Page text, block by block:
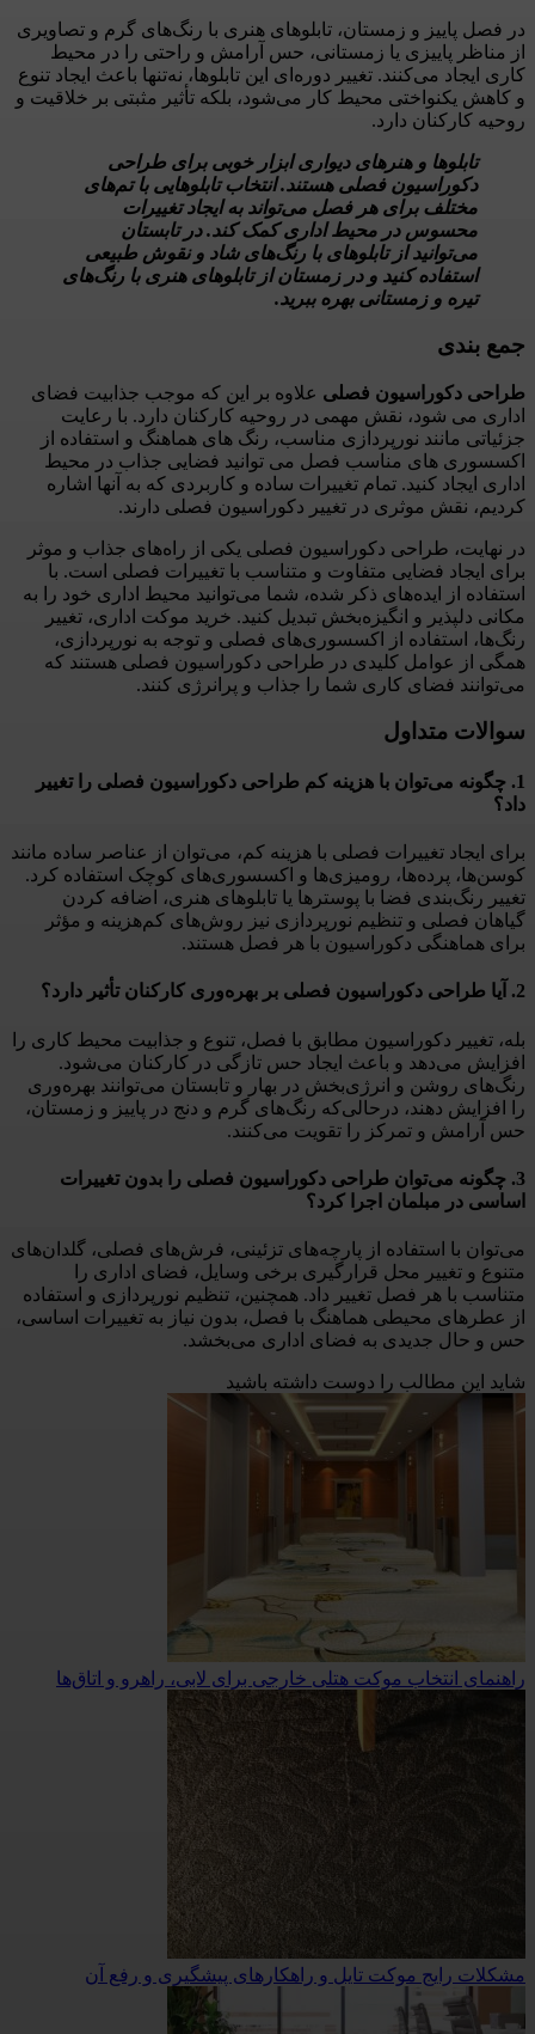
در فصل پاییز و زمستان، تابلوهای هنری با رنگ‌های گرم و تصاویری
از مناظر پاییزی یا زمستانی، حس آرامش و راحتی را در محیط
کاری ایجاد می‌کنند. تغییر دوره‌ای این تابلوها، نه‌تنها باعث ایجاد تنوع
و کاهش یکنواختی محیط کار می‌شود، بلکه تأثیر مثبتی بر خلاقیت و
روحیه کارکنان دارد.
تابلوها و هنرهای دیواری ابزار خوبی برای طراحی
دکوراسیون فصلی هستند. انتخاب تابلوهایی با تم‌های
مختلف برای هر فصل می‌تواند به ایجاد تغییرات
محسوس در محیط اداری کمک کند. در تابستان
می‌توانید از تابلوهای با رنگ‌های شاد و نقوش طبیعی
استفاده کنید و در زمستان از تابلوهای هنری با رنگ‌های
تیره و زمستانی بهره ببرید.
جمع بندی
طراحی دکوراسیون فصلی علاوه بر این که موجب جذابیت فضای
اداری می شود، نقش مهمی در روحیه کارکنان دارد. با رعایت
جزئیاتی مانند نورپردازی مناسب، رنگ های هماهنگ و استفاده از
اکسسوری های مناسب فصل می توانید فضایی جذاب در محیط
اداری ایجاد کنید. تمام تغییرات ساده و کاربردی که به آنها اشاره
کردیم، نقش موثری در تغییر دکوراسیون فصلی دارند.
در نهایت، طراحی دکوراسیون فصلی یکی از راه‌های جذاب و موثر
برای ایجاد فضایی متفاوت و متناسب با تغییرات فصلی است. با
استفاده از ایده‌های ذکر شده، شما می‌توانید محیط اداری خود را به
مکانی دلپذیر و انگیزه‌بخش تبدیل کنید. خرید موکت اداری، تغییر
رنگ‌ها، استفاده از اکسسوری‌های فصلی و توجه به نورپردازی،
همگی از عوامل کلیدی در طراحی دکوراسیون فصلی هستند که
می‌توانند فضای کاری شما را جذاب و پرانرژی کنند.
سوالات متداول
1. چگونه می‌توان با هزینه کم طراحی دکوراسیون فصلی را تغییر
داد؟
برای ایجاد تغییرات فصلی با هزینه کم، می‌توان از عناصر ساده مانند
کوسن‌ها، پرده‌ها، رومیزی‌ها و اکسسوری‌های کوچک استفاده کرد.
تغییر رنگ‌بندی فضا با پوسترها یا تابلوهای هنری، اضافه کردن
گیاهان فصلی و تنظیم نورپردازی نیز روش‌های کم‌هزینه و مؤثر
برای هماهنگی دکوراسیون با هر فصل هستند.
2. آیا طراحی دکوراسیون فصلی بر بهره‌وری کارکنان تأثیر دارد؟
بله، تغییر دکوراسیون مطابق با فصل، تنوع و جذابیت محیط کاری را
افزایش می‌دهد و باعث ایجاد حس تازگی در کارکنان می‌شود.
رنگ‌های روشن و انرژی‌بخش در بهار و تابستان می‌توانند بهره‌وری
را افزایش دهند، درحالی‌که رنگ‌های گرم و دنج در پاییز و زمستان،
حس آرامش و تمرکز را تقویت می‌کنند.
3. چگونه می‌توان طراحی دکوراسیون فصلی را بدون تغییرات
اساسی در مبلمان اجرا کرد؟
می‌توان با استفاده از پارچه‌های تزئینی، فرش‌های فصلی، گلدان‌های
متنوع و تغییر محل قرارگیری برخی وسایل، فضای اداری را
متناسب با هر فصل تغییر داد. همچنین، تنظیم نورپردازی و استفاده
از عطرهای محیطی هماهنگ با فصل، بدون نیاز به تغییرات اساسی،
حس و حال جدیدی به فضای اداری می‌بخشد.
شاید این مطالب را دوست داشته باشید
راهنمای انتخاب موکت هتلی خارجی برای لابی، راهرو و اتاق‌ها
مشکلات رایج موکت تایل و راهکارهای پیشگیری و رفع آن